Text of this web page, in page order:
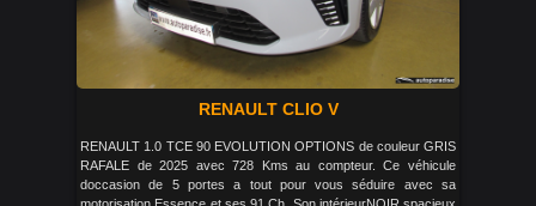
RENAULT CLIO V
RENAULT 1.0 TCE 90 EVOLUTION OPTIONS de couleur GRIS
RAFALE de 2025 avec 728 Kms au compteur. Ce véhicule
doccasion de 5 portes a tout pour vous séduire avec sa